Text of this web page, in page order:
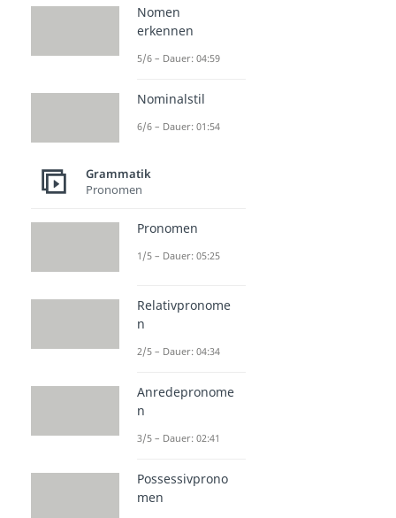
Nomen
erkennen
5/6 – Dauer: 04:59
Nominalstil
6/6 – Dauer: 01:54
Grammatik
Pronomen
Pronomen
1/5 – Dauer: 05:25
Relativpronome
n
2/5 – Dauer: 04:34
Anredepronome
n
3/5 – Dauer: 02:41
Possessivprono
men